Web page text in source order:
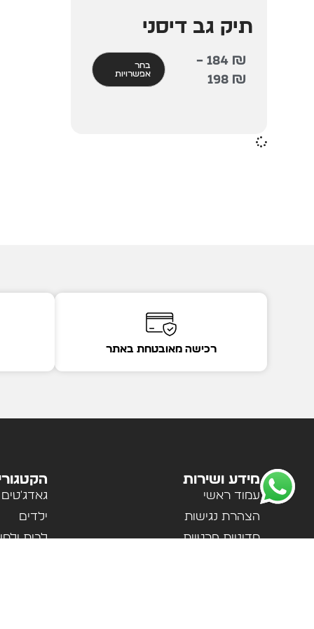
תיק גב דיסני
184 ₪
–
198 ₪
בחר
אפשרויות
רכישה מאובטחת באתר
מידע ושירות
עמוד ראשי
הצהרת נגישות
מדיניות פרטיות
גאדג'טים
ילדים
לבית